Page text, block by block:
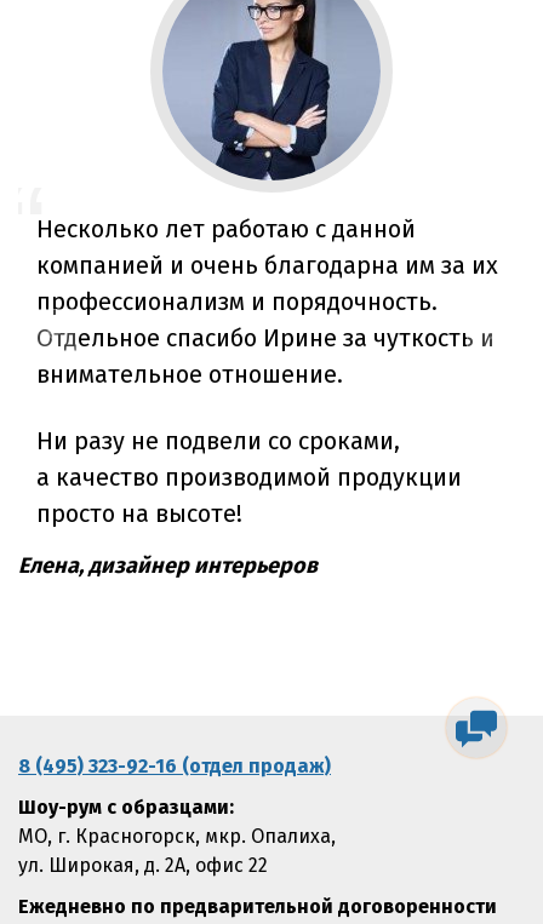
Несколько лет работаю с данной
компанией и очень благодарна им за их
профессионализм и порядочность.
Отдельное спасибо Ирине за чуткость и
внимательное отношение.
Ни разу не подвели со сроками,
а качество производимой продукции
просто на высоте!
Елена, дизайнер интерьеров
8 (495) 323-92-16 (отдел продаж)
Шоу-рум с образцами:
МО, г. Красногорск, мкр. Опалиха,
ул. Широкая, д. 2А, офис 22
Ежедневно по предварительной договоренности